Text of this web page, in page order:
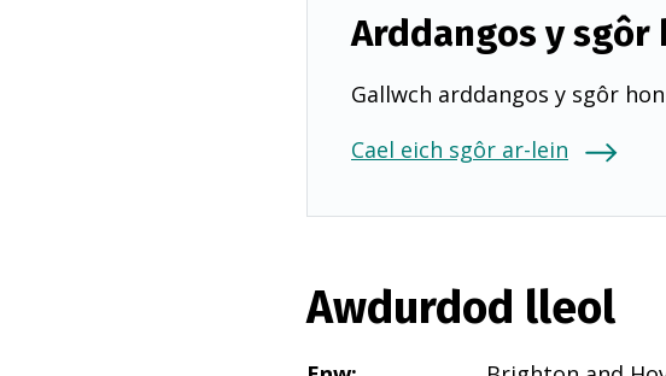
Arddangos y sgôr
Gallwch arddangos y sgôr
Cael eich sgôr ar-lein
Awdurdod lleol